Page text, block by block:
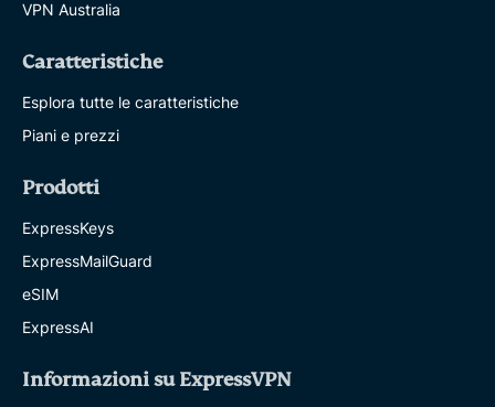
VPN Australia
Caratteristiche
Esplora tutte le caratteristiche
Piani e prezzi
Prodotti
ExpressKeys
ExpressMailGuard
eSIM
ExpressAI
Informazioni su ExpressVPN